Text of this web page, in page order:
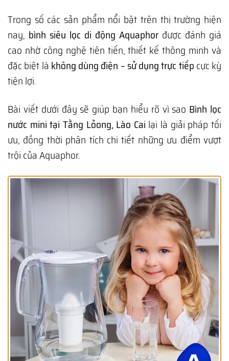
Trong số các sản phẩm nổi bật trên thị trường hiện
nay, bình siêu lọc di động Aquaphor được đánh giá
cao nhờ công nghệ tiên tiến, thiết kế thông minh và
đặc biệt là không dùng điện – sử dụng trực tiếp cực kỳ
tiện lợi.
Bài viết dưới đây sẽ giúp bạn hiểu rõ vì sao Bình lọc
nước mini tại Tằng Lỏong, Lào Cai lại là giải pháp tối
ưu, đồng thời phân tích chi tiết những ưu điểm vượt
trội của Aquaphor.